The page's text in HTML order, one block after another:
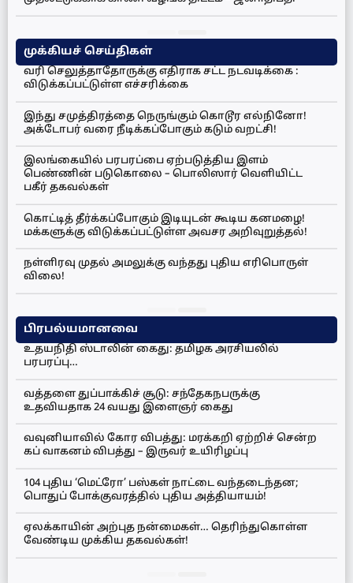
முக்கியச் செய்திகள்
வரி செலுத்தாதோருக்கு எதிராக சட்ட நடவடிக்கை :
விடுக்கப்பட்டுள்ள எச்சரிக்கை
இந்து சமுத்திரத்தை நெருங்கும் கொடூர எல்நினோ!
அக்டோபர் வரை நீடிக்கப்போகும் கடும் வறட்சி!
இலங்கையில் பரபரப்பை ஏற்படுத்திய இளம்
பெண்ணின் படுகொலை – பொலிஸார் வெளியிட்ட
பகீர் தகவல்கள்
கொட்டித் தீர்க்கப்போகும் இடியுடன் கூடிய கனமழை!
மக்களுக்கு விடுக்கப்பட்டுள்ள அவசர அறிவுறுத்தல்!
நள்ளிரவு முதல் அமலுக்கு வந்தது புதிய எரிபொருள்
விலை!
பிரபல்யமானவை
உதயநிதி ஸ்டாலின் கைது: தமிழக அரசியலில்
பரபரப்பு…
வத்தளை துப்பாக்கிச் சூடு: சந்தேகநபருக்கு
உதவியதாக 24 வயது இளைஞர் கைது
வவுனியாவில் கோர விபத்து: மரக்கறி ஏற்றிச் சென்ற
கப் வாகனம் விபத்து – இருவர் உயிரிழப்பு
104 புதிய ‘மெட்ரோ’ பஸ்கள் நாட்டை வந்தடைந்தன;
பொதுப் போக்குவரத்தில் புதிய அத்தியாயம்!
ஏலக்காயின் அற்புத நன்மைகள்… தெரிந்துகொள்ள
வேண்டிய முக்கிய தகவல்கள்!